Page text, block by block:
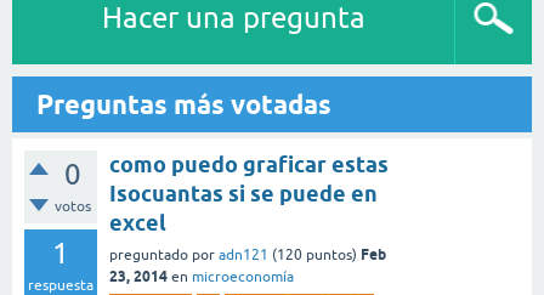
Hacer una pregunta
Preguntas más votadas
0
votos
1
respuesta
como puedo graficar estas
Isocuantas si se puede en
excel
preguntado por adn121 (120 puntos) Feb
23, 2014 en microeconomía